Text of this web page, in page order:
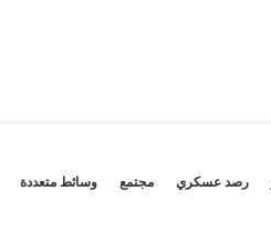
رصد عسكري مجتمع وسائط متعددة